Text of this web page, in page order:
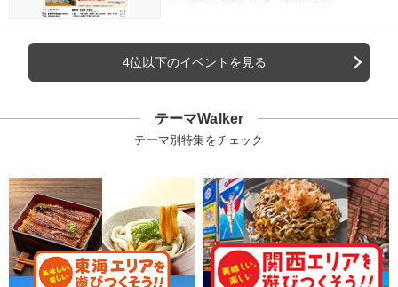
4位以下のイベントを見る
テーマWalker
テーマ別特集をチェック